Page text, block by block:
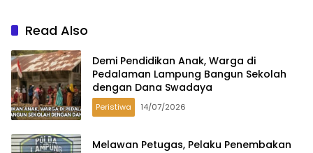
Read Also
Demi Pendidikan Anak, Warga di
Pedalaman Lampung Bangun Sekolah
dengan Dana Swadaya
Peristiwa 14/07/2026
Melawan Petugas, Pelaku Penembakan